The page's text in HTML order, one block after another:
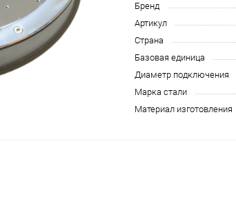
Бренд
Артикул
Страна
Базовая единица
Диаметр подключения
Марка стали
Материал изготовления